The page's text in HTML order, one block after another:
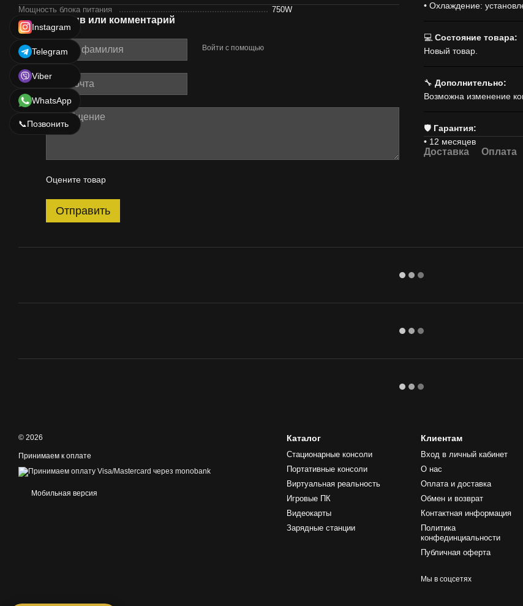
Мощность блока питания 750W
Новый отзыв или комментарий
Войти с помощью
Оцените товар
Отправить
• Охлаждение:
💻 Состояние товара:
Новый товар.
🔧 Дополнительно:
Возможна изменение
🛡 Гарантия:
• 12 месяцев
Доставка Оплата
© 2026
Принимаем к оплате
Мобильная версия
Каталог
Стационарные консоли
Портативные консоли
Виртуальная реальность
Игровые ПК
Видеокарты
Зарядные станции
Клиентам
Вход в личный кабинет
О нас
Оплата и доставка
Обмен и возврат
Контактная информация
Политика
конфединциальности
Публичная оферта
Мы в соцсетях
Instagram
Telegram
Viber
WhatsApp
📞Позвонить